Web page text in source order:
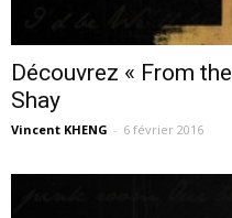
Découvrez « From
Shay
Vincent KHENG - 6 février 2016